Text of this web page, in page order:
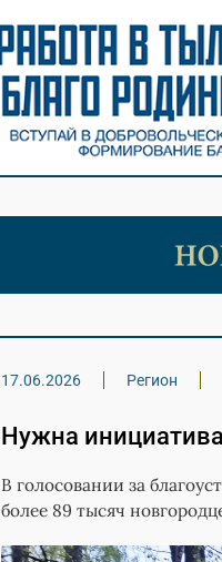
17.06.2026 Регион
Нужна инициатива
В голосовании за
более 89 тысяч